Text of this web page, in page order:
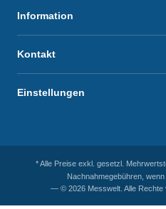
Information
Kontakt
Einstellungen
* Alle Preise exkl. gesetzl.
Nachnahmegebühren,
— © 2026 Messwelt. Alle